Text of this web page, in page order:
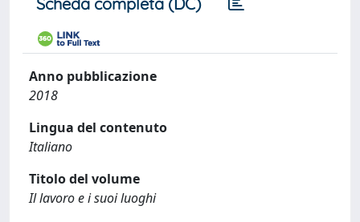
Anno pubblicazione
2018
Lingua del contenuto
Italiano
Titolo del volume
Il lavoro e i suoi luoghi